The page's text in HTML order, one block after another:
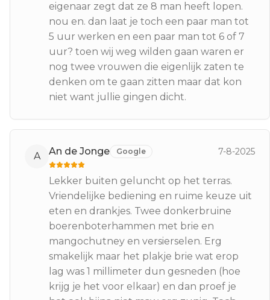
eigenaar zegt dat ze 8 man heeft lopen.
nou en. dan laat je toch een paar man tot
5 uur werken en een paar man tot 6 of 7
uur? toen wij weg wilden gaan waren er
nog twee vrouwen die eigenlijk zaten te
denken om te gaan zitten maar dat kon
niet want jullie gingen dicht.
A An de Jonge Google 7-8-2025
Lekker buiten geluncht op het terras.
Vriendelijke bediening en ruime keuze uit
eten en drankjes. Twee donkerbruine
boerenboterhammen met brie en
mangochutney en versierselen. Erg
smakelijk maar het plakje brie wat erop
lag was 1 millimeter dun gesneden (hoe
krijg je het voor elkaar) en dan proef je